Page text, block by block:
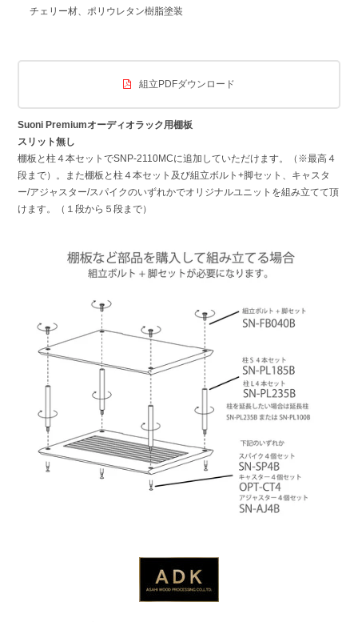
チェリー材、ポリウレタン樹脂塗装
組立PDFダウンロード
Suoni Premiumオーディオラック用棚板
スリット無し
棚板と柱４本セットでSNP-2110MCに追加していただけます。（※最高４
段まで）。また棚板と柱４本セット及び組立ボルト+脚セット、キャスタ
ー/アジャスター/スパイクのいずれかでオリジナルユニットを組み立てて頂
けます。（１段から５段まで）